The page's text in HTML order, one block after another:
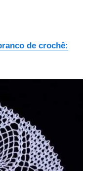
de crochê: